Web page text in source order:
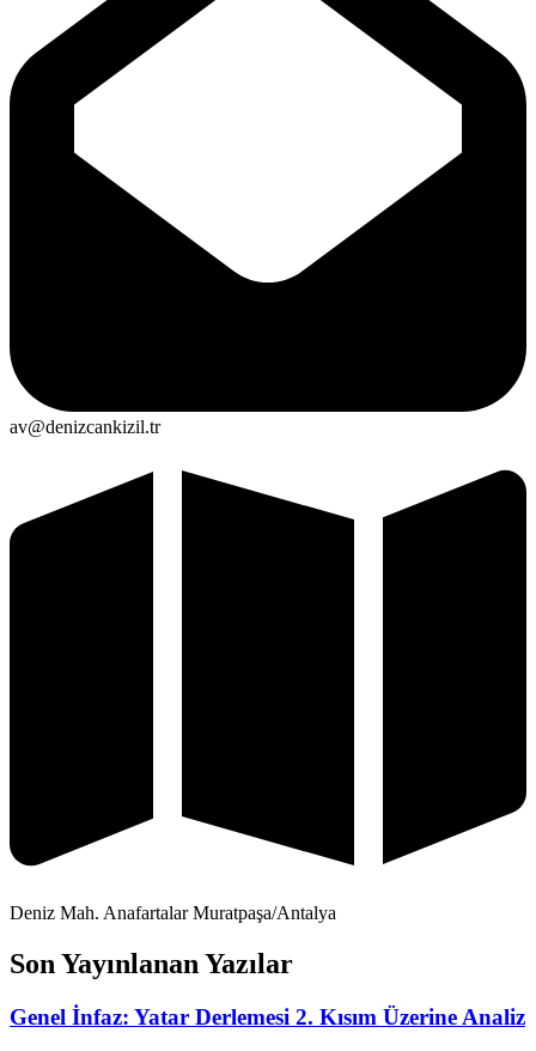
av@denizcankizil.tr
Deniz Mah. Anafartalar Muratpaşa/Antalya
Son Yayınlanan Yazılar
Genel İnfaz: Yatar Derlemesi 2. Kısım Üzerine Analiz